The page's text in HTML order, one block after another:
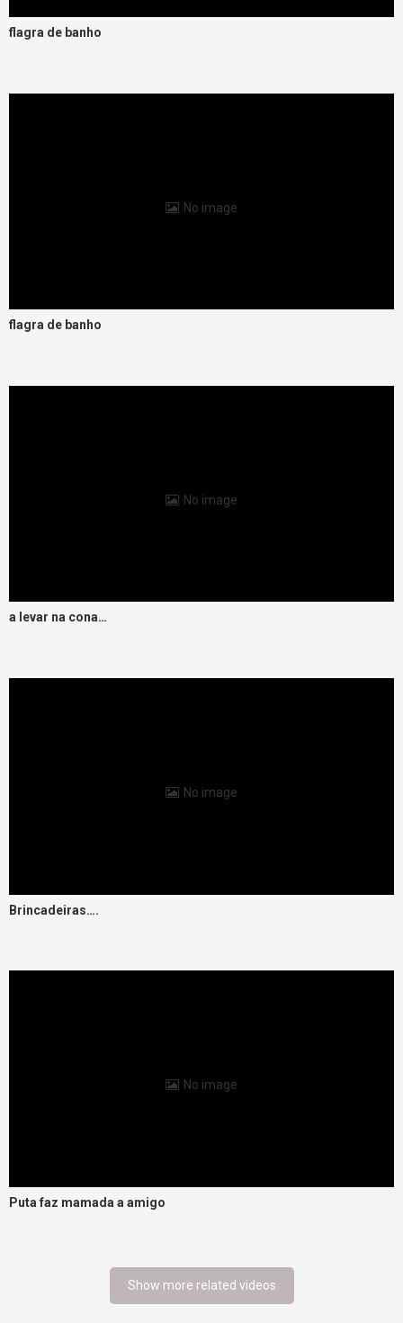
flagra de banho
No image
flagra de banho
No image
a levar na cona…
No image
Brincadeiras….
No image
Puta faz mamada a amigo
Show more related videos